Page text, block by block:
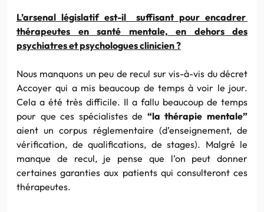
L’arsenal législatif est-il suffisant pour encadrer
thérapeutes en santé mentale, en dehors des
psychiatres et psychologues clinicien ?
Nous manquons un peu de recul sur vis-à-vis du décret
Accoyer qui a mis beaucoup de temps à voir le jour.
Cela a été très difficile. Il a fallu beaucoup de temps
pour que ces spécialistes de “la thérapie mentale”
aient un corpus réglementaire (d’enseignement, de
vérification, de qualifications, de stages). Malgré le
manque de recul, je pense que l’on peut donner
certaines garanties aux patients qui consulteront ces
thérapeutes.